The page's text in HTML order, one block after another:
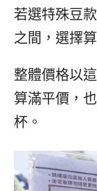
若選特殊豆
之間，選擇
整體價格以
算滿平價，
杯。